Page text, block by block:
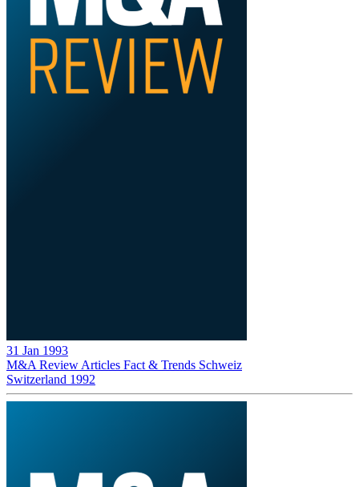
31 Jan 1993
M&A Review Articles Fact & Trends Schweiz
Switzerland 1992